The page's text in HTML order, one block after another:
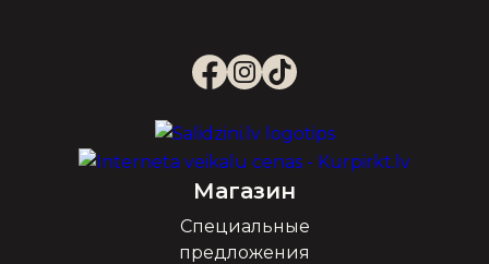
Магазин
Специальные
предложения